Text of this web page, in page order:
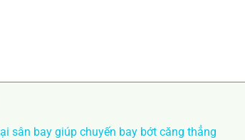
sân bay giúp chuyến bay bớt căng thẳng